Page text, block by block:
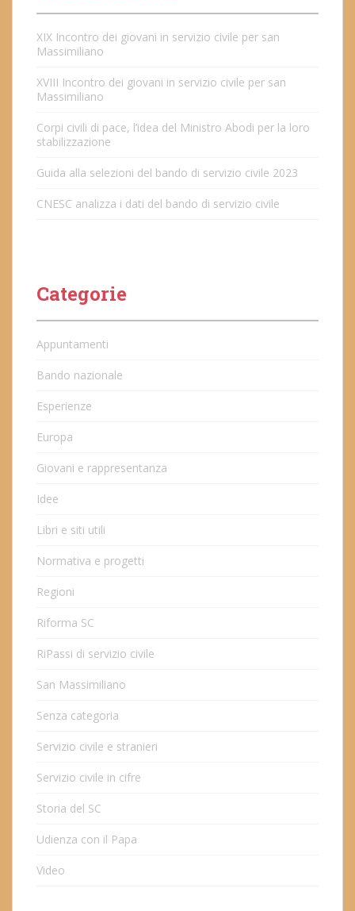
XIX Incontro dei giovani in servizio civile per san
Massimiliano
XVIII Incontro dei giovani in servizio civile per san
Massimiliano
Corpi civili di pace, l’idea del Ministro Abodi per la loro
stabilizzazione
Guida alla selezioni del bando di servizio civile 2023
CNESC analizza i dati del bando di servizio civile
Categorie
Appuntamenti
Bando nazionale
Esperienze
Europa
Giovani e rappresentanza
Idee
Libri e siti utili
Normativa e progetti
Regioni
Riforma SC
RiPassi di servizio civile
San Massimiliano
Senza categoria
Servizio civile e stranieri
Servizio civile in cifre
Storia del SC
Udienza con il Papa
Video